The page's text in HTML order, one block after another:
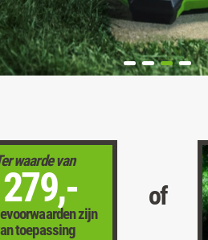
waarde van
279,-
zijn
toepassing
of